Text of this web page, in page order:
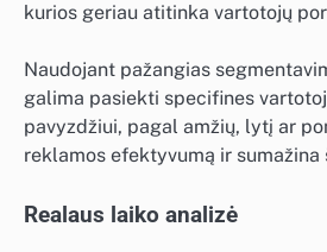
kurios geriau atitinka vartotojų
Naudojant pažangias
galima pasiekti specifines
pavyzdžiui, pagal amžių, lytį ar
reklamos efektyvumą ir sumažina
Realaus laiko analizė